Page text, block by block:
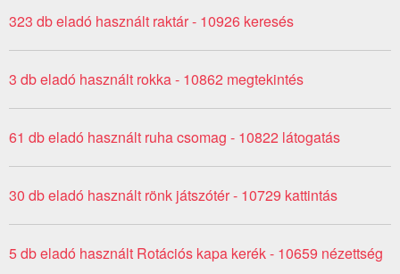
323 db eladó használt raktár - 10926 keresés
3 db eladó használt rokka - 10862 megtekintés
61 db eladó használt ruha csomag - 10822 látogatás
30 db eladó használt rönk játszótér - 10729 kattintás
5 db eladó használt Rotációs kapa kerék - 10659 nézettség